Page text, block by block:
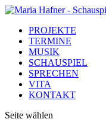
PROJEKTE
TERMINE
MUSIK
SCHAUSPIEL
SPRECHEN
VITA
KONTAKT
Seite wählen